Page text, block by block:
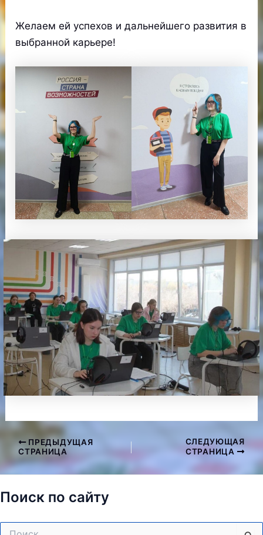
Желаем ей успехов и дальнейшего развития в
выбранной карьере!
Навигация
по
записям
ПРЕДЫДУЩАЯ
СТРАНИЦА
СЛЕДУЮЩАЯ
СТРАНИЦА
Поиск по сайту